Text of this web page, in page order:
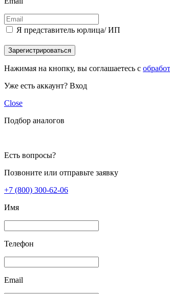
Я представитель юрлица/ ИП
Зарегистрироваться
Нажимая на кнопку, вы соглашаетесь с
Уже есть аккаунт? Вход
Close
Подбор аналогов
Есть вопросы?
Позвоните или отправьте заявку
+7 (800) 300-62-06
Имя
Телефон
Email